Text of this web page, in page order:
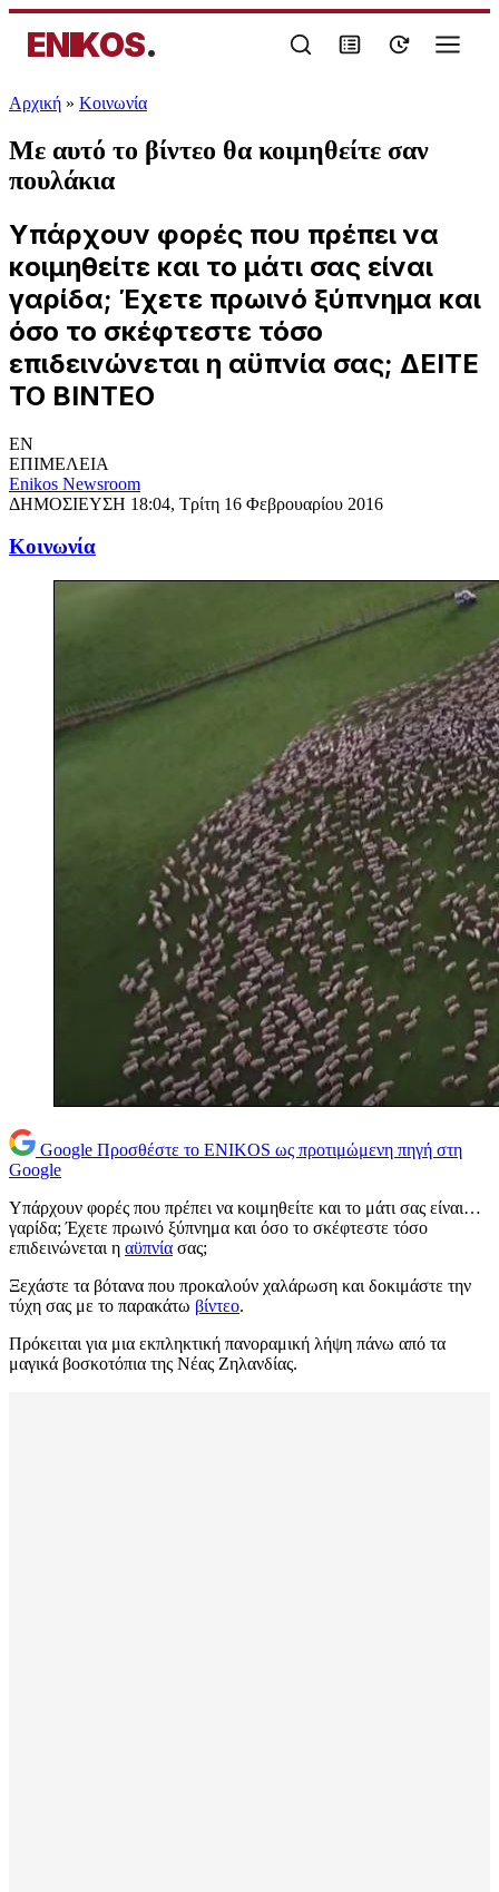
ENIKOS.
Αρχική » Κοινωνία
Με αυτό το βίντεο θα κοιμηθείτε σαν
πουλάκια
Υπάρχουν φορές που πρέπει να
κοιμηθείτε και το μάτι σας είναι
γαρίδα; Έχετε πρωινό ξύπνημα και
όσο το σκέφτεστε τόσο
επιδεινώνεται η αϋπνία σας; ΔΕΙΤΕ
ΤΟ ΒΙΝΤΕΟ
EN
ΕΠΙΜΕΛΕΙΑ
Enikos Newsroom
ΔΗΜΟΣΙΕΥΣΗ 18:04, Τρίτη 16 Φεβρουαρίου 2016
Κοινωνία
Google Προσθέστε το ENIKOS ως προτιμώμενη πηγή στη
Google
Υπάρχουν φορές που πρέπει να κοιμηθείτε και το μάτι σας είναι…
γαρίδα; Έχετε πρωινό ξύπνημα και όσο το σκέφτεστε τόσο
επιδεινώνεται η αϋπνία σας;
Ξεχάστε τα βότανα που προκαλούν χαλάρωση και δοκιμάστε την
τύχη σας με το παρακάτω βίντεο.
Πρόκειται για μια εκπληκτική πανοραμική λήψη πάνω από τα
μαγικά βοσκοτόπια της Νέας Ζηλανδίας.